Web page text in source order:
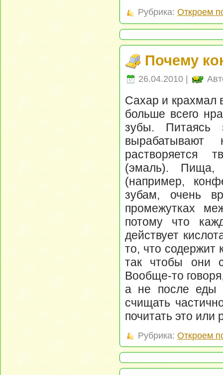
Рубрика: Откроем
Почему
26.04.2010 |
Сахар и крахмал
больше всего
зубы. Питаясь
вырабатывают
растворяется
(эмаль). Пища,
(например,
зубам, очень
промежутках
потому что
действует
то, что содержит
так чтобы они
Вообще-то
а не после еды
счищать
почитать это или
Рубрика: Откроем